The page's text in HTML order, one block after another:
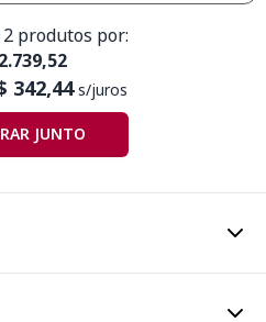
produtos por:
342,44s/juros
JUNTO